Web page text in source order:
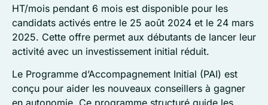
HT/mois pendant 6 mois est disponible pour les
candidats activés entre le 25 août 2024 et le 24 mars
2025. Cette offre permet aux débutants de lancer leur
activité avec un investissement initial réduit.
Le Programme d’Accompagnement Initial (PAI) est
conçu pour aider les nouveaux conseillers à gagner